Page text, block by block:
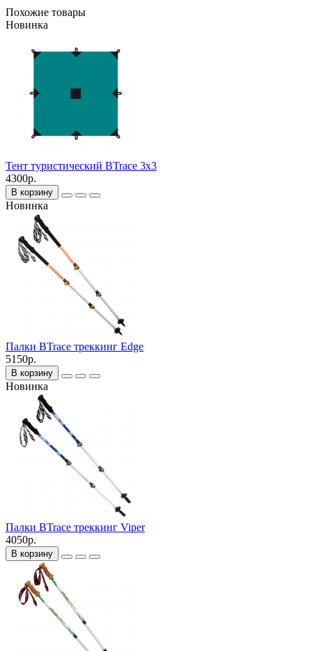
Похожие товары
Новинка
Тент туристический BTrace 3x3
4300р.
В корзину
Новинка
Палки BTrace треккинг Edge
5150р.
В корзину
Новинка
Палки BTrace треккинг Viper
4050р.
В корзину